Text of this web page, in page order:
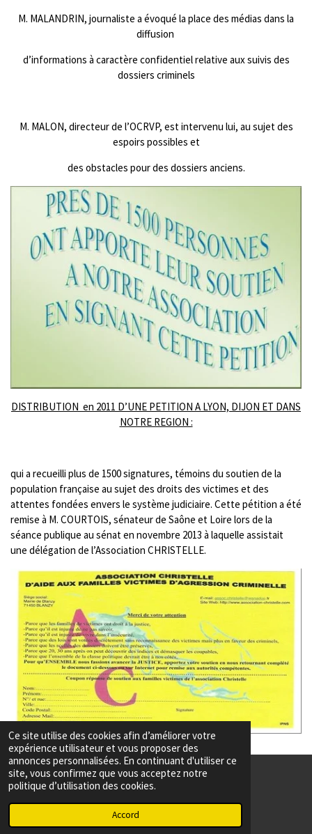
Ce site utilise des cookies afin d’améliorer votre
expérience utilisateur et vous proposer des
annonces personnalisées. En continuant d'utiliser ce
site, vous confirmez que vous acceptez notre
politique d’utilisation des cookies.
Accord
M. MALANDRIN, journaliste a évoqué la place des médias dans la
diffusion
d’informations à caractère confidentiel relative aux suivis des
dossiers criminels
M. MALON, directeur de l’OCRVP, est intervenu lui, au sujet des
espoirs possibles et
des obstacles pour des dossiers anciens.
DISTRIBUTION en 2011 D’UNE PETITION A LYON, DIJON ET DANS
NOTRE REGION :
qui a recueilli plus de 1500 signatures, témoins du soutien de la
population française au sujet des droits des victimes et des
attentes fondées envers le système judiciaire. Cette pétition a été
remise à M. COURTOIS, sénateur de Saône et Loire lors de la
séance publique au sénat en novembre 2013 à laquelle assistait
une délégation de l’Association CHRISTELLE.
© 2023 - 2026 Association Christelle